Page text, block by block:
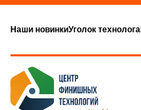
Наши новинкиУголок технолога